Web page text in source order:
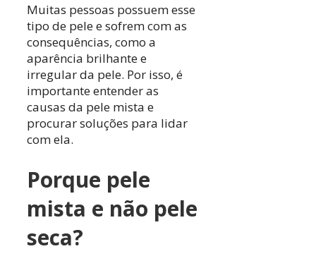
Muitas pessoas possuem esse
tipo de pele e sofrem com as
consequências, como a
aparência brilhante e
irregular da pele. Por isso, é
importante entender as
causas da pele mista e
procurar soluções para lidar
com ela.
Porque pele
mista e não pele
seca?